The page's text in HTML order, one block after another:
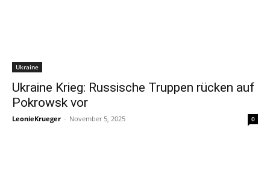
Ukraine
Ukraine Krieg: Russische Truppen rücken auf
Pokrowsk vor
LeonieKrueger - November 5, 2025 0